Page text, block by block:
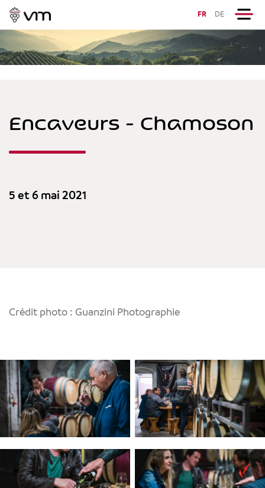
FR DE
Encaveurs - Chamoson
5 et 6 mai 2021
Crédit photo : Guanzini Photographie